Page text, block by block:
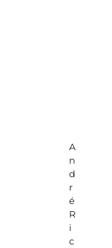
A
n
d
r
é
R
i
c